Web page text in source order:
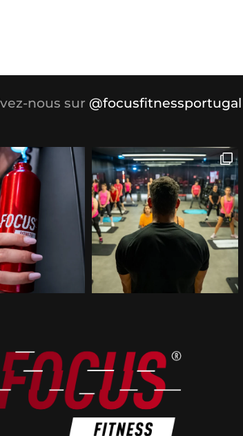
nous sur @focusfitnessportugal